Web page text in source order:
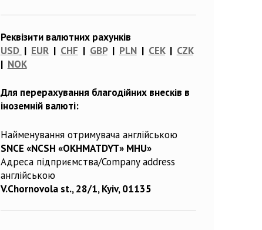
Реквізити валютних рахунків
USD | EUR| CHF | GBP| PLN| CEK| CZK
| NOK
Для перерахування благодійних внесків в
іноземній валюті:
Найменування отримувача англійською
SNCE «NCSH «OKHMATDYT» MHU»
Адреса підприємства/Company address
англійською
V.Chornovola st., 28/1, Kyiv, 01135